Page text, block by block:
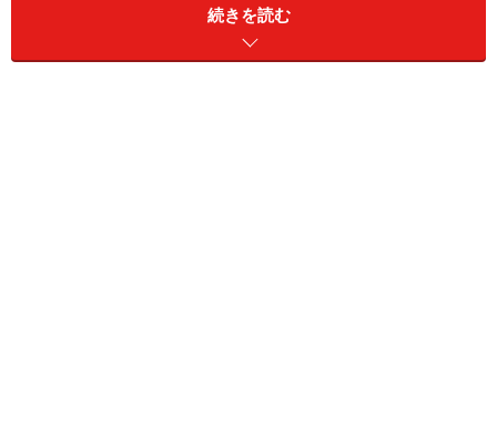
ードで異なります。ANAカードは
で継続ボーナスマイルがもらえます（ANA JCB
続きを読む